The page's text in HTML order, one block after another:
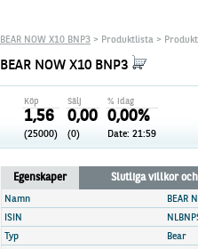
Mini Futures
Unlimited Turbos
Nya produkter
Stoppade & förfallna produkter
Utsålda produkter
Nyhestbrev+
Realtidskurser
Knock-plocken
Kunskapscentra+
Hur handlar jag
Marknadsöversikt
Finansiell information
BEAR NOW X10 BNP3 > Produktlista >
BEAR NOW X10 BNP3
Köp
1,56
(25000)
Sälj
0,00
(0)
% idag
0,00%
Date: 21:59
Egenskaper Slutliga villkor
Namn
BEAR
ISIN
Typ
Bear